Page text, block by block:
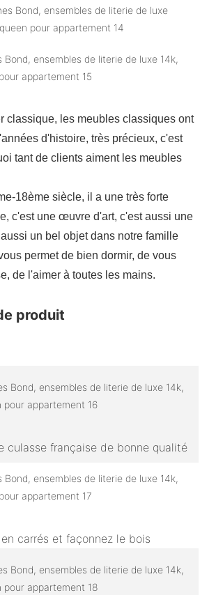
classique, les meubles classiques ont
d'histoire, très précieux, c'est
tant de clients aiment les meubles
18ème siècle, il a une très forte
c'est une œuvre d'art, c'est aussi une
un bel objet dans notre famille
permet de bien dormir, de vous
de l'aimer à toutes les mains.
produit
culasse française de bonne qualité
carrés et façonnez le bois